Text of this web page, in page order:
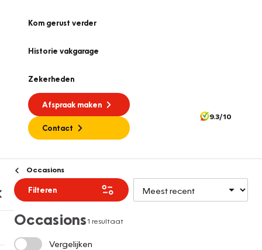
Kom gerust verder
Historie vakgarage
Zekerheden
Afspraak maken
Contact
9.3/10
Occasions
Filteren
Occasions1 resultaat
Vergelijken